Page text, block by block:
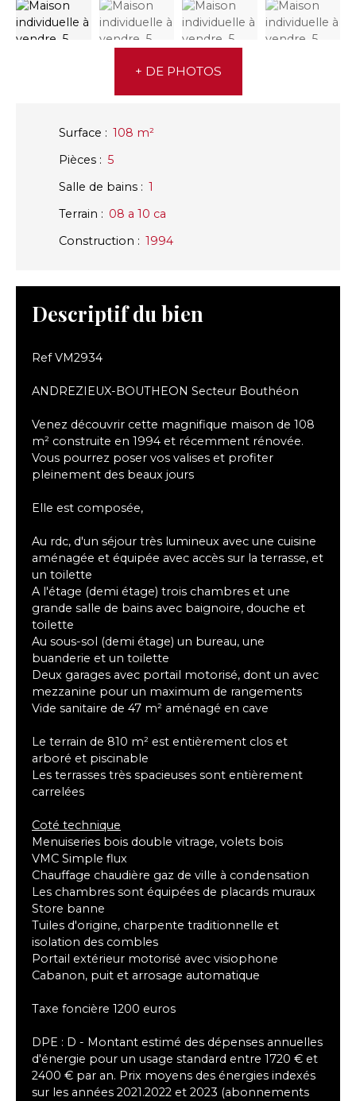
+ DE PHOTOS
Surface : 108 m²
Pièces : 5
Salle de bains : 1
Terrain : 08 a 10 ca
Construction : 1994
Descriptif du bien
Ref VM2934
ANDREZIEUX-BOUTHEON Secteur Bouthéon
Venez découvrir cette magnifique maison de 108
m² construite en 1994 et récemment rénovée.
Vous pourrez poser vos valises et profiter
pleinement des beaux jours
Elle est composée,
Au rdc, d'un séjour très lumineux avec une cuisine
aménagée et équipée avec accès sur la terrasse, et
un toilette
A l'étage (demi étage) trois chambres et une
grande salle de bains avec baignoire, douche et
toilette
Au sous-sol (demi étage) un bureau, une
buanderie et un toilette
Deux garages avec portail motorisé, dont un avec
mezzanine pour un maximum de rangements
Vide sanitaire de 47 m² aménagé en cave
Le terrain de 810 m² est entièrement clos et
arboré et piscinable
Les terrasses très spacieuses sont entièrement
carrelées
Coté technique
Menuiseries bois double vitrage, volets bois
VMC Simple flux
Chauffage chaudière gaz de ville à condensation
Les chambres sont équipées de placards muraux
Store banne
Tuiles d'origine, charpente traditionnelle et
isolation des combles
Portail extérieur motorisé avec visiophone
Cabanon, puit et arrosage automatique
Taxe foncière 1200 euros
DPE : D - Montant estimé des dépenses annuelles
d'énergie pour un usage standard entre 1720 € et
2400 € par an. Prix moyens des énergies indexés
sur les années 2021.2022 et 2023 (abonnements